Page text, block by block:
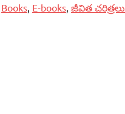
Books E-books జీవిత చరిత్రలు